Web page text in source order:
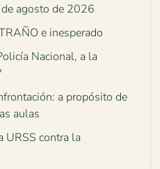
agosto de 2026
e inesperado
Nacional, a la
a propósito de
aulas
URSS contra la